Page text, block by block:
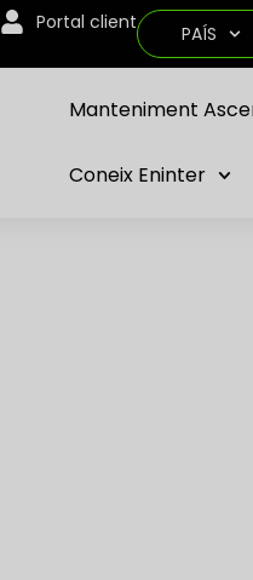
Portal client PAÍS
Manteniment
Coneix Eninter